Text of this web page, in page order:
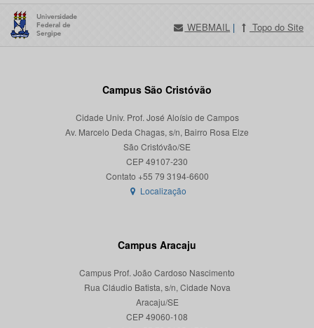
WEBMAIL | Topo do Site
Campus São Cristóvão
Cidade Univ. Prof. José Aloísio de Campos
Av. Marcelo Deda Chagas, s/n, Bairro Rosa Elze
São Cristóvão/SE
CEP 49107-230
Localização
Campus Aracaju
Campus Prof. João Cardoso Nascimento
Rua Cláudio Batista, s/n, Cidade Nova
Aracaju/SE
CEP 49060-108